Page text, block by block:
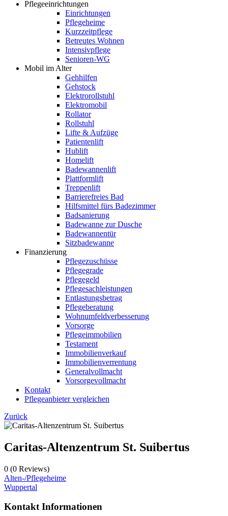
Pflegeeinrichtungen
Einrichtungen
Pflegeheime
Kurzzeitpflege
Betreutes Wohnen
Intensivpflege
Senioren-WG
Mobil im Alter
Gehhilfen
Gehstock
Elektrorollstuhl
Elektromobil
Rollator
Rollstuhl
Lifte & Aufzüge
Patientenlift
Hublift
Homelift
Badewannenlift
Plattformlift
Treppenlift
Barrierefreies Bad
Hilfsmittel fürs Badezimmer
Badsanierung
Badewanne zur Dusche
Badewannentür
Sitzbadewanne
Finanzierung
Pflegezuschüsse
Pflegegrade
Pflegegeld
Pflegesachleistungen
Entlastungsbetrag
Pflegeberatung
Wohnumfeldverbesserung
Vorsorge
Pflegeimmobilien
Testament
Immobilienverkauf
Immobilienverrentung
Generalvollmacht
Vorsorgevollmacht
Kontakt
Pflegeanbieter vergleichen
Zurück
Caritas-Altenzentrum St. Suibertus
0 (0 Reviews)
Alten-/Pflegeheime
Wuppertal
Kontakt Informationen